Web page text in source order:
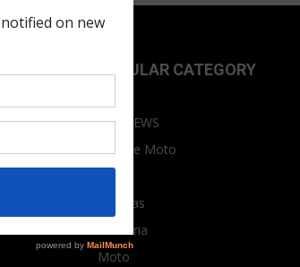
dos
POPULAR CATEGORY
TOPNEWS
Carro e Moto
Notícias
Indústria
Moto